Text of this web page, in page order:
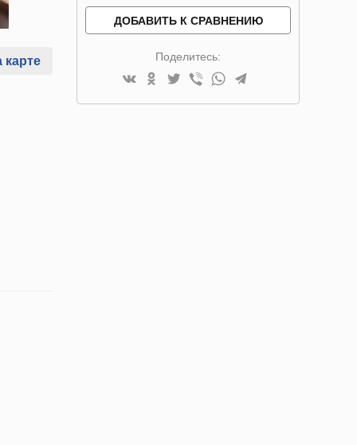
карте
ДОБАВИТЬ К СРАВНЕНИЮ
Поделитесь: